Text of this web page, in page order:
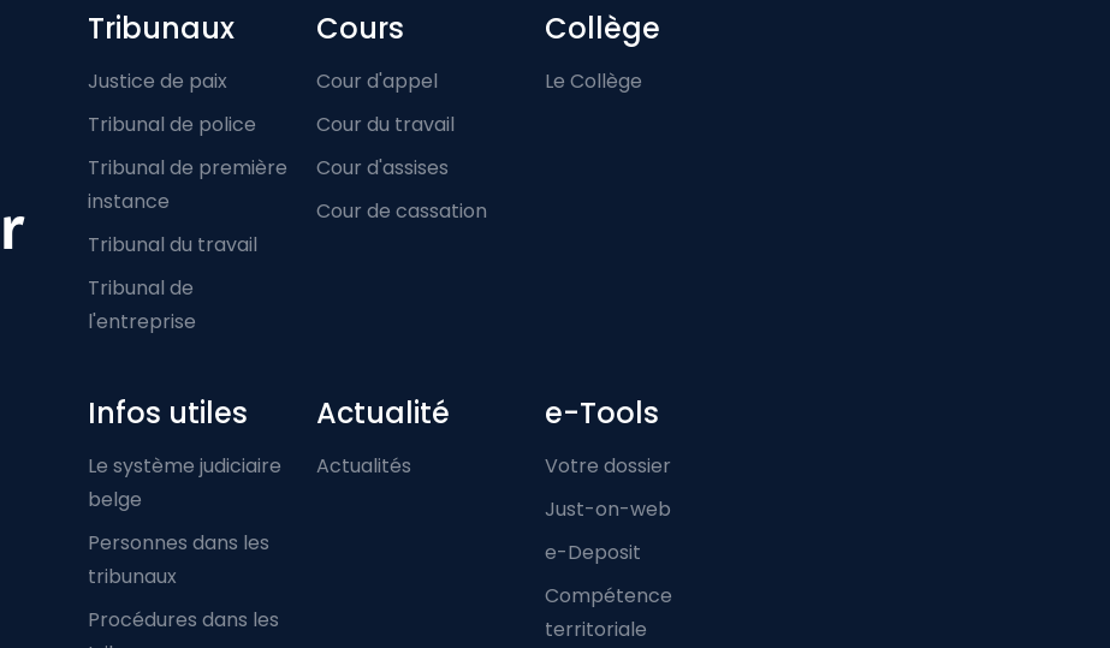
Footer-menu
Tribunaux
Justice de paix
Tribunal de police
Tribunal de première
instance
Tribunal du travail
Tribunal de
l'entreprise
Cours
Cour d'appel
Cour du travail
Cour d'assises
Cour de cassation
Collège
Le Collège
Infos utiles
Le système judiciaire
belge
Personnes dans les
tribunaux
Procédures dans les
Actualité
Actualités
e-Tools
Votre dossier
Just-on-web
e-Deposit
Compétence
territoriale